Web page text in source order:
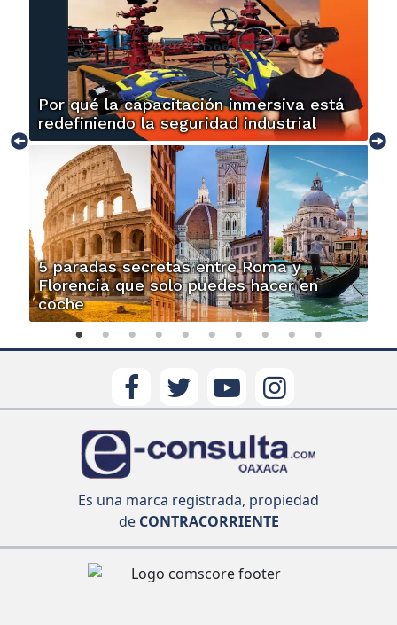
Por qué la capacitación inmersiva está
redefiniendo la seguridad industrial
5 paradas secretas entre Roma y
Florencia que solo puedes hacer en
coche
Es una marca registrada, propiedad
deCONTRACORRIENTE